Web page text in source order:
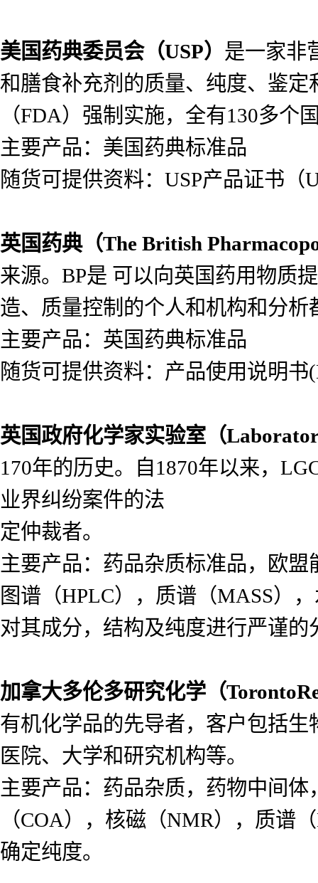
美国药典委员会（USP） 是一家非
和膳食补充剂的质量、纯度、鉴
（FDA）强制实施，全有130多个
主要产品：美国药典标准品
随货可提供资料：USP产品证书（
英国药典（The British
来源。BP是 可以向英国药用物质
造、质量控制的个人和机构和分析
主要产品：英国药典标准品
随货可提供资料：产品使用说明书
英国政府化学家实验室（
170年的历史。自1870年以来，
业界纠纷案件的法
定仲裁者。
主要产品：药品杂质标准品，欧
图谱（HPLC），质谱（MASS）
对其成分，结构及纯度进行严谨
加拿大多伦多研究化学（
有机化学品的先导者，客户包括
医院、大学和研究机构等。
主要产品：药品杂质，药物中间
（COA），核磁（NMR），质谱
确定纯度。